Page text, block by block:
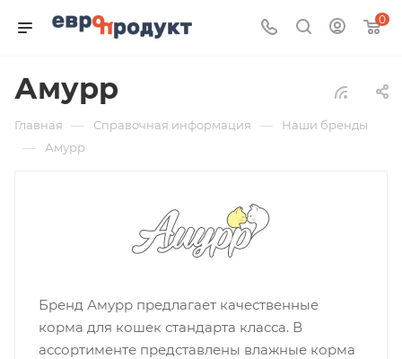
0
Амурр
Главная — Справочная информация — Наши бренды
— Амурр
Бренд Амурр предлагает качественные
корма для кошек стандарта класса. В
ассортименте представлены влажные корма